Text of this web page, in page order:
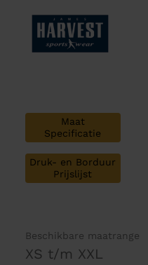
Maat
Specificatie
Druk- en Borduur
Prijslijst
Beschikbare maatrange
XS t/m XXL